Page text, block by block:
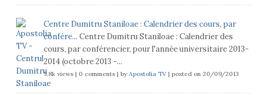
Centre Dumitru Staniloae : Calendrier des cours, par
confére... Centre Dumitru Staniloae : Calendrier des
cours, par conférencier, pour l'année universitaire 2013-
2014 (octobre 2013 -...
5.8k views| 0 comments| byApostolia TV| posted on 20/09/2013